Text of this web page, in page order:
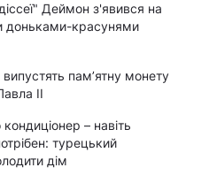
Деймон з'явився на
доньками-красунями
випустять пам’ятну монету
II
– навіть
турецький
дім